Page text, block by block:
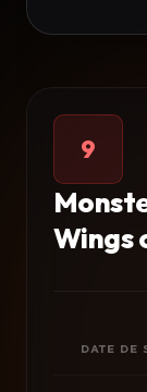
9
Wings
DATE DE